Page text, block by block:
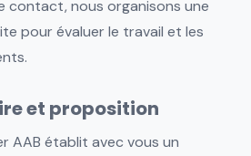
contact, nous organisons une
pour évaluer le travail et les
et proposition
AAB établit avec vous un